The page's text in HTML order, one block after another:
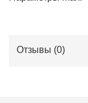
Отзывы (0)